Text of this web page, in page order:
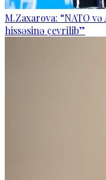
M.Zaxarova: “NATO
hissəsinə çevrilib”